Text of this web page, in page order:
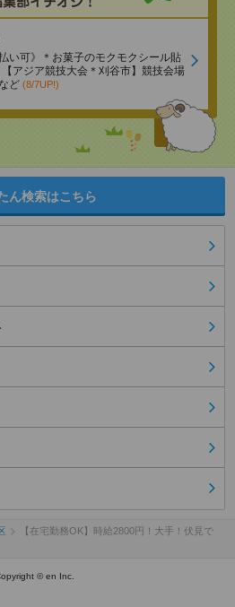
い可》＊お菓子のモクモクシール貼
アジア競技大会＊刈谷市】競技会場
ど (8/7UP!)
ん検索はこちら
【在宅勤務OK】時給2800円！大手！伏見で
© en Inc.